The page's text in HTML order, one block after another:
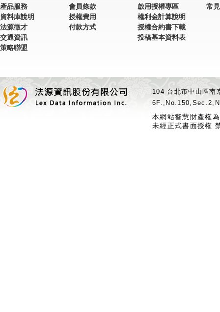
產品服務
資料庫說明
法源徵才
交通資訊
策略聯盟
會員條款
授權費用
付款方式
啟用授權專區
權利金計算說明
授權合約書下載
投稿基本資料表
常
104 台北市中山區
本網站智慧財產權
未經正式書面授權